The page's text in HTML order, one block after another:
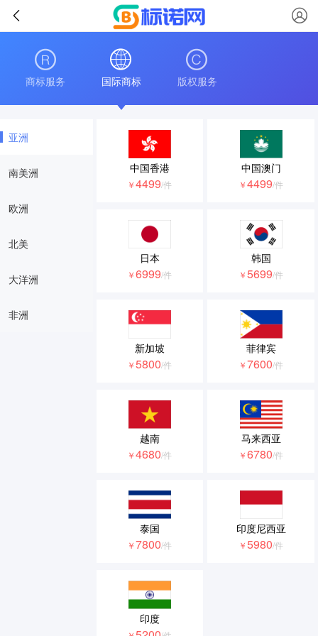
商标服务 国际商标 版权服务
亚洲
南美洲
欧洲
北美
大洋洲
非洲
中国香港
￥4499/件
中国澳门
￥4499/件
日本
￥6999/件
韩国
￥5699/件
新加坡
￥5800/件
菲律宾
￥7600/件
越南
￥4680/件
马来西亚
￥6780/件
泰国
￥7800/件
印度尼西亚
￥5980/件
印度